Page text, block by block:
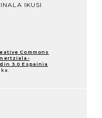
IKUSI
Commons
3.0 Espainia